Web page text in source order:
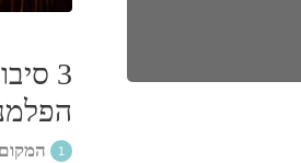
3
המקום